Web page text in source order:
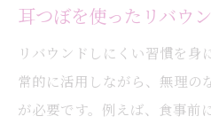
耳つぼを使ったリバウ
リバウンドしにくい習慣を身
常的に活用しながら、無理の
が必要です。例えば、食事前